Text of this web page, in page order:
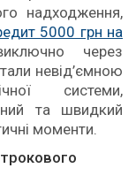
надходження,
5000 грн на
через
невід’ємною
системи,
та швидкий
моменти.